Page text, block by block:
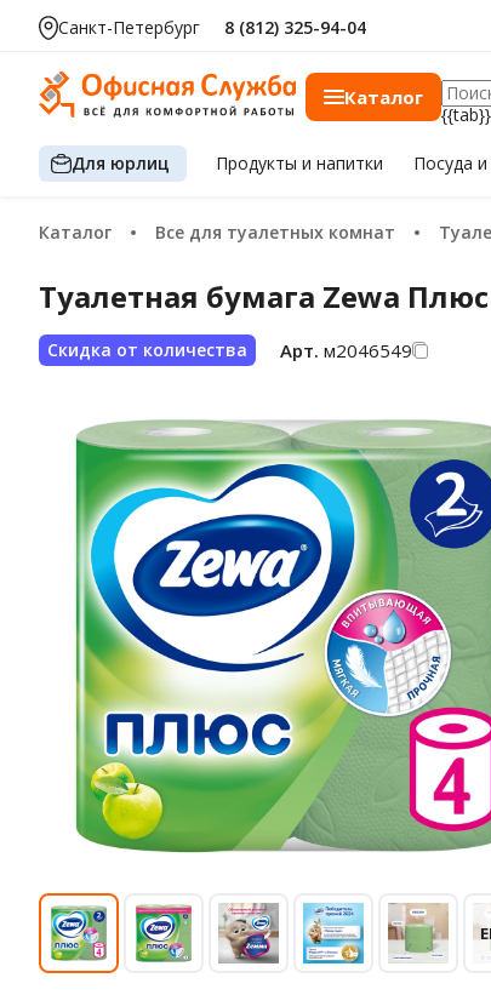
Санкт-Петербург 8 (812) 325-94-04
Каталог
{{tab}}
Для юрлиц Продуктыи напитки Посуда и
Каталог Все для туалетных комнат
Туалетная бумага Zewa
Скидка от количества Арт. м2046549